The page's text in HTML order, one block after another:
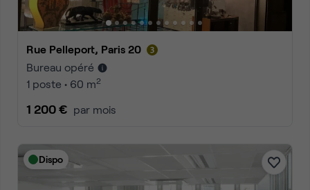
Rue Pelleport, Paris 20
Bureau opéré
1 poste • 60 m2
1 200 € par mois
Dispo